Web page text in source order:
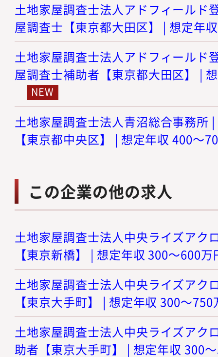
土地家屋調査士法人アドフィールド
屋調査士【東京都大田区】 | 想定年
土地家屋調査士法人アドフィールド
屋調査士補助者【東京都大田区】 |
土地家屋調査士法人青沼総合事務所
【東京都中央区】 | 想定年収 400～
この企業の他の求人
土地家屋調査士法人中央ライズアク
【東京新橋】 | 想定年収 300～600万
土地家屋調査士法人中央ライズアク
【東京大手町】 | 想定年収 300～750
土地家屋調査士法人中央ライズアク
助者【東京大手町】 | 想定年収 300